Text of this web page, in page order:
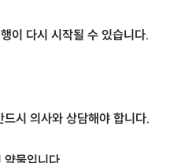
이 다시 시작될 수 있습니다.
시 의사와 상담해야 합니다.
물입니다.